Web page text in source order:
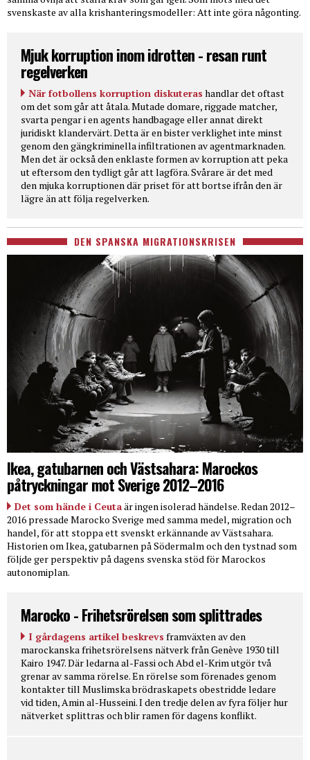
svenskaste av alla krishanteringsmodeller: Att inte göra någonting.
Mjuk korruption inom idrotten - resan runt
regelverken
När fotbollens korruption diskuteras handlar det oftast
om det som går att åtala. Mutade domare, riggade matcher,
svarta pengar i en agents handbagage eller annat direkt
juridiskt klandervärt. Detta är en bister verklighet inte minst
genom den gängkriminella infiltrationen av agentmarknaden.
Men det är också den enklaste formen av korruption att peka
ut eftersom den tydligt går att lagföra. Svårare är det med
den mjuka korruptionen där priset för att bortse ifrån den är
lägre än att följa regelverken.
DEN SPANSKA MIGRATIONSKRISEN
Ikea, gatubarnen och Västsahara: Marockos
påtryckningar mot Sverige 2012–2016
Det som hände i Ceutaär ingen isolerad händelse. Redan 2012–
2016 pressade Marocko Sverige med samma medel, migration och
handel, för att stoppa ett svenskt erkännande av Västsahara.
Historien om Ikea, gatubarnen på Södermalm och den tystnad som
följde ger perspektiv på dagens svenska stöd för Marockos
autonomiplan.
Marocko - Frihetsrörelsen som splittrades
I gårdagens artikel beskrevs framväxten av den
marockanska frihetsrörelsens nätverk från Genève 1930 till
Kairo 1947. Där ledarna al-Fassi och Abd el-Krim utgör två
grenar av samma rörelse. En rörelse som förenades genom
kontakter till Muslimska brödraskapets obestridde ledare
vid tiden, Amin al-Husseini. I den tredje delen av fyra följer hur
nätverket splittras och blir ramen för dagens konflikt.